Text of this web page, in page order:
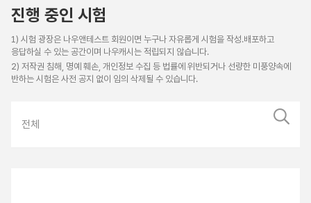
진행 중인 시험
1) 시험 광장은 나우앤테스트 회원이면 누구나 자유롭게 시험을 작성.배포하고
응답하실 수 있는 공간이며 나우캐시는 적립되지 않습니다.
2) 저작권 침해, 명예 훼손, 개인정보 수집 등 법률에 위반되거나 선량한 미풍양속에
반하는 시험은 사전 공지 없이 임의 삭제될 수 있습니다.